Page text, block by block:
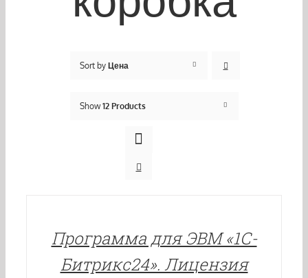
Sort by Цена
Show12 Products
Программа для ЭВМ «1С-
Битрикс24». Лицензия